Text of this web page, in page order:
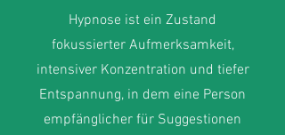
Hypnose ist ein Zustand
fokussierter Aufmerksamkeit,
intensiver Konzentration und tiefer
Entspannung, in dem eine Person
empfänglicher für Suggestionen